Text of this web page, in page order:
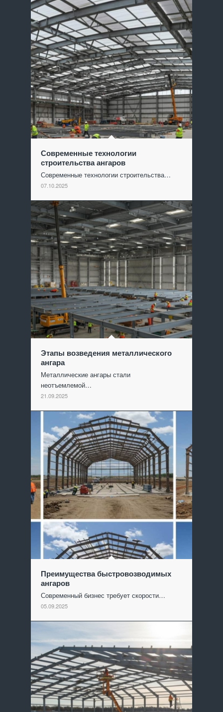
Современные технологии
строительства ангаров
Современные технологии строительства…
07.10.2025
Этапы возведения металлического
ангара
Металлические ангары стали
неотъемлемой…
21.09.2025
Преимущества быстровозводимых
ангаров
Современный бизнес требует скорости…
05.09.2025